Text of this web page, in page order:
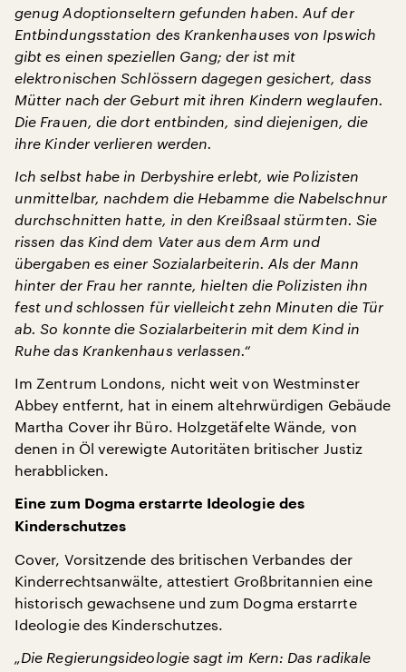
genug Adoptionseltern gefunden haben. Auf der
Entbindungsstation des Krankenhauses von Ipswich
gibt es einen speziellen Gang; der ist mit
elektronischen Schlössern dagegen gesichert, dass
Mütter nach der Geburt mit ihren Kindern weglaufen.
Die Frauen, die dort entbinden, sind diejenigen, die
ihre Kinder verlieren werden.
Ich selbst habe in Derbyshire erlebt, wie Polizisten
unmittelbar, nachdem die Hebamme die Nabelschnur
durchschnitten hatte, in den Kreißsaal stürmten. Sie
rissen das Kind dem Vater aus dem Arm und
übergaben es einer Sozialarbeiterin. Als der Mann
hinter der Frau her rannte, hielten die Polizisten ihn
fest und schlossen für vielleicht zehn Minuten die Tür
ab. So konnte die Sozialarbeiterin mit dem Kind in
Ruhe das Krankenhaus verlassen.“
Im Zentrum Londons, nicht weit von Westminster
Abbey entfernt, hat in einem altehrwürdigen Gebäude
Martha Cover ihr Büro. Holzgetäfelte Wände, von
denen in Öl verewigte Autoritäten britischer Justiz
herabblicken.
Eine zum Dogma erstarrte Ideologie des
Kinderschutzes
Cover, Vorsitzende des britischen Verbandes der
Kinderrechtsanwälte, attestiert Großbritannien eine
historisch gewachsene und zum Dogma erstarrte
Ideologie des Kinderschutzes.
„Die Regierungsideologie sagt im Kern: Das radikale